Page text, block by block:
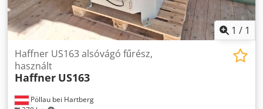
1 / 1
Pöllau bei Hartberg
Haffner US163 alsóvágó fűrész,
használt
Haffner US163